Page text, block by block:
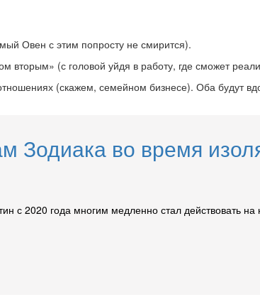
Овен с этим попросту не смирится).
вторым» (с головой уйдя в работу, где сможет
(скажем, семейном бизнесе). Оба будут
Зодиака во время
с 2020 года многим медленно стал действовать